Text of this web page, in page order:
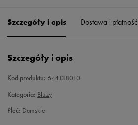
S Powiadom o dostępności
Szczegóły i opis Dostawa i płatność
Szczegóły i opis
Kod produktu: 644138010
Kategoria: Bluzy
Płeć: Damskie